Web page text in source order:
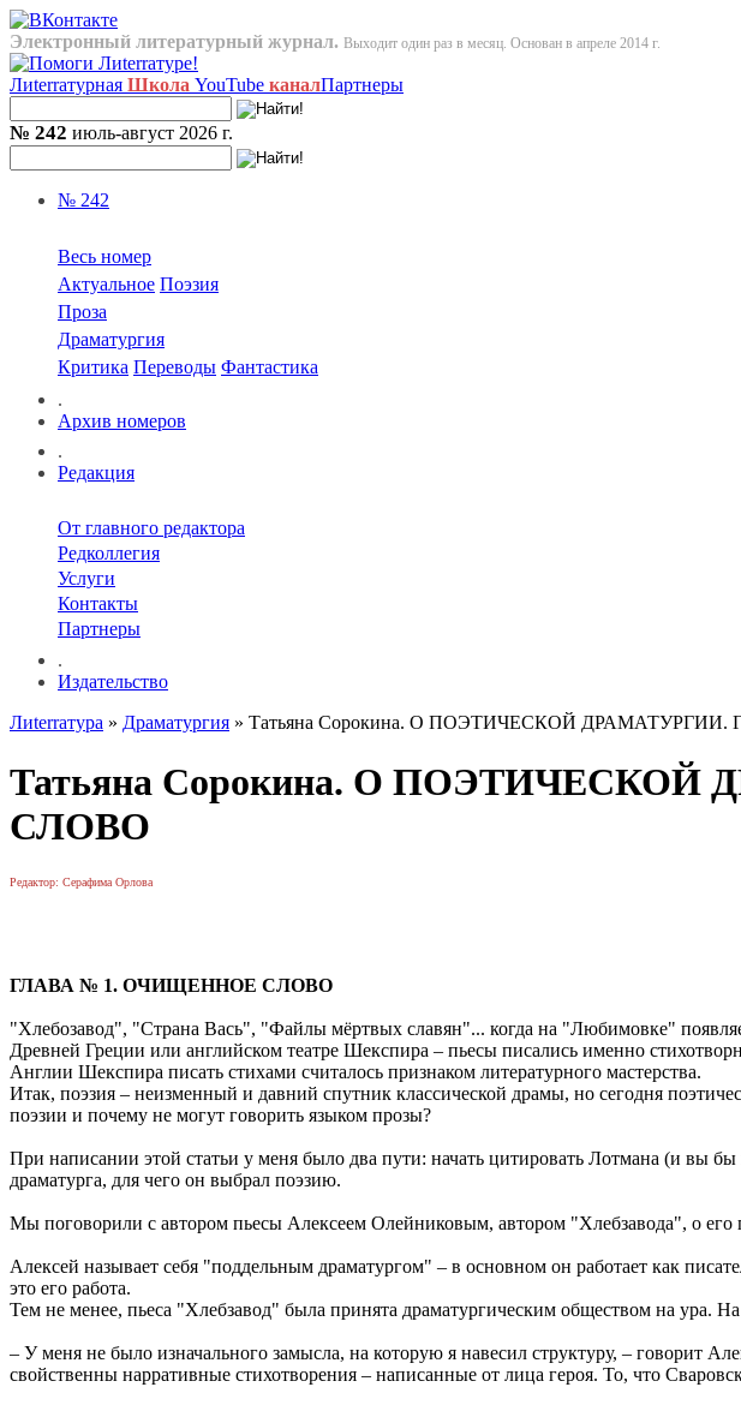
Электронный литературный журнал. Выходит один раз в месяц. Основан в апреле 2014 г.
Лиterraтурная Школа YouTube каналПартнеры
№ 242 июль-август 2026 г.
№ 242
Весь номер
Актуальное Поэзия
Проза
Драматургия
Критика Переводы Фантастика
.
Архив номеров
.
Редакция
От главного редактора
Редколлегия
Услуги
Контакты
Партнеры
.
Издательство
Лиterraтура » Драматургия » Татьяна Сорокина. О ПОЭТИЧЕСКОЙ
Татьяна Сорокина. О
СЛОВО
Редактор: Серафима Орлова
ГЛАВА № 1. ОЧИЩЕННОЕ СЛОВО
"Хлебозавод", "Страна Вась", "Файлы мёртвых славян"... когда на "Любимовке"
Древней Греции или английском театре Шекспира – пьесы писались именно
Англии Шекспира писать стихами считалось признаком литературного мастерства.
Итак, поэзия – неизменный и давний спутник классической драмы, но сегодня
поэзии и почему не могут говорить языком прозы?
При написании этой статьи у меня было два пути: начать цитировать Лотмана (и вы
драматурга, для чего он выбрал поэзию.
Мы поговорили с автором пьесы Алексеем Олейниковым, автором "Хлебзавода", о его
Алексей называет себя "поддельным драматургом" – в основном он работает как
это его работа.
Тем не менее, пьеса "Хлебзавод" была принята драматургическим обществом на ура.
– У меня не было изначального замысла, на которую я навесил структуру, – говорит
свойственны нарративные стихотворения – написанные от лица героя. То, что